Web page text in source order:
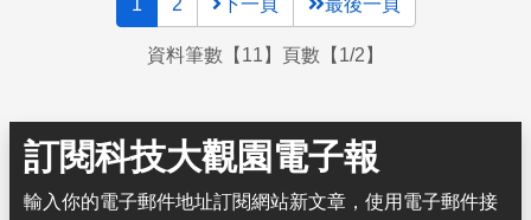
1 2 下一頁 最後一頁
資料筆數【11】頁數【1/2】
訂閱科技大觀園電子報
輸入你的電子郵件地址訂閱網站新文章，使用電子郵件接